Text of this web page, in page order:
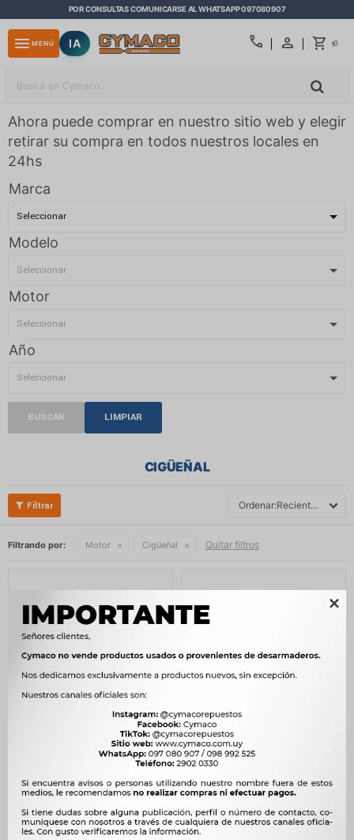

POR CONSULTAS COMUNICARSE AL WHATSAPP 097080907
call $0
menu MENÚ IA
Ahora puede comprar en nuestro sitio web y elegir
retirar su compra en todos nuestros locales en
24hs
Marca
Modelo
Motor
Año
BUSCAR LIMPIAR
CIGÜEÑAL
Recientes
Filtrando por: Motor Cigüeñal Quitar filtros
CIGÜEÑAL JMC CIGUEÑAL
$ 19.000 $ 19.467
$ 16.150
CIGÜEÑAL GREAT WALL
WINGLE 6 / 7 POER 2.0 TD -
$19.200 $ 19.672
$ 16.320
close